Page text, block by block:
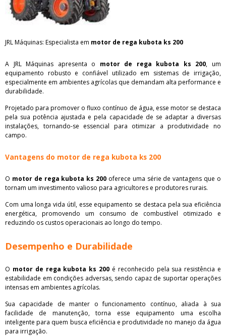
JRL Máquinas: Especialista em motor de rega kubota ks 200
A JRL Máquinas apresenta o motor de rega kubota ks 200, um
equipamento robusto e confiável utilizado em sistemas de irrigação,
especialmente em ambientes agrícolas que demandam alta performance e
durabilidade.
Projetado para promover o fluxo contínuo de água, esse motor se destaca
pela sua potência ajustada e pela capacidade de se adaptar a diversas
instalações, tornando-se essencial para otimizar a produtividade no
campo.
Vantagens do motor de rega kubota ks 200
O motor de rega kubota ks 200 oferece uma série de vantagens que o
tornam um investimento valioso para agricultores e produtores rurais.
Com uma longa vida útil, esse equipamento se destaca pela sua eficiência
energética, promovendo um consumo de combustível otimizado e
reduzindo os custos operacionais ao longo do tempo.
Desempenho e Durabilidade
O motor de rega kubota ks 200 é reconhecido pela sua resistência e
estabilidade em condições adversas, sendo capaz de suportar operações
intensas em ambientes agrícolas.
Sua capacidade de manter o funcionamento contínuo, aliada à sua
facilidade de manutenção, torna esse equipamento uma escolha
inteligente para quem busca eficiência e produtividade no manejo da água
para irrigação.